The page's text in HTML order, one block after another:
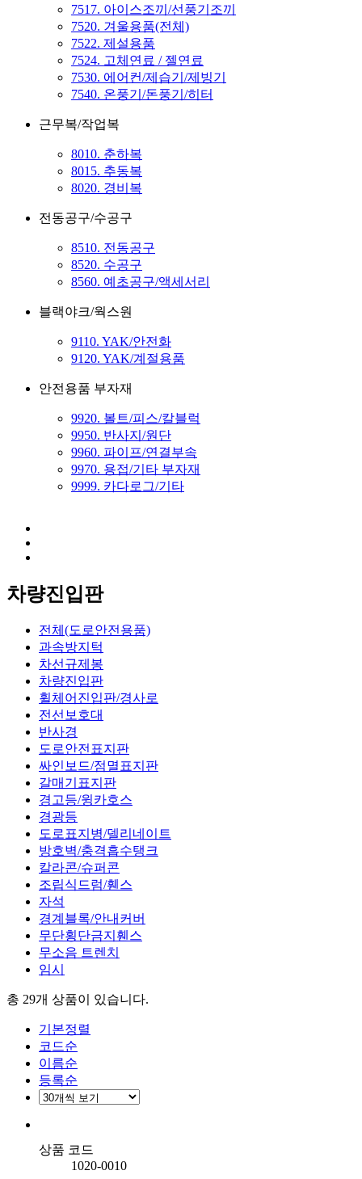
7517. 아이스조끼/선풍기조끼
7520. 겨울용품(전체)
7522. 제설용품
7524. 고체연료 / 젤연료
7530. 에어컨/제습기/제빙기
7540. 온풍기/돈풍기/히터
근무복/작업복
8010. 춘하복
8015. 추동복
8020. 경비복
전동공구/수공구
8510. 전동공구
8520. 수공구
8560. 예초공구/액세서리
블랙야크/웍스원
9110. YAK/안전화
9120. YAK/계절용품
안전용품 부자재
9920. 볼트/피스/칼블럭
9950. 반사지/원단
9960. 파이프/연결부속
9970. 용접/기타 부자재
9999. 카다로그/기타
차량진입판
전체(도로안전용품)
과속방지턱
차선규제봉
차량진입판
휠체어진입판/경사로
전선보호대
반사경
도로안전표지판
싸인보드/점멸표지판
갈매기표지판
경고등/윙카호스
경광등
도로표지병/델리네이트
방호벽/충격흡수탱크
칼라콘/슈퍼콘
조립식드럼/휀스
자석
경계블록/안내커버
무단횡단금지휀스
무소음 트렌치
임시
총 29개 상품이 있습니다.
기본정렬
코드순
이름순
등록순
상품 코드
1020-0010